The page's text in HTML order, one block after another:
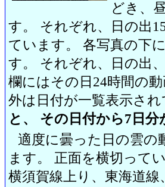
どき、
す。 それぞれ、日の出
ています。 各写真の下
す。 それぞれ、日の出
欄にはその日24時間の
外は日付が一覧表示され
と、 その日付から7日
適度に曇った日の雲の
ます。 正面を横切って
横須賀線上り、東海道